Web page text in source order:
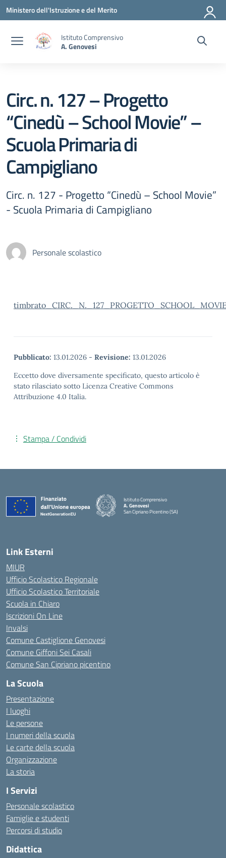
Vai ai contenuti
Vai al menu di navigazione
Vai al footer
Ministero dell'Istruzione e del Merito
Istituto Comprensivo
A. Genovesi
Circ. n. 127 – Progetto
“Cinedù – School Movie” –
Scuola Primaria di
Campigliano
Circ. n. 127 - Progetto “Cinedù – School Movie”
- Scuola Primaria di Campigliano
Personale scolastico
Pubblicato: 13.01.2026 - Revisione: 13.01.2026
Eccetto dove diversamente specificato, questo articolo è
stato rilasciato sotto Licenza Creative Commons
Attribuzione 4.0 Italia.
Stampa / Condividi
Istituto Comprensivo
A. Genovesi
San Cipriano Picentino (SA)
— Visita la pagina iniziale della scuola
Link Esterni
MIUR
Ufficio Scolastico Regionale
Ufficio Scolastico Territoriale
Scuola in Chiaro
Iscrizioni On Line
Invalsi
Comune Castiglione Genovesi
Comune Giffoni Sei Casali
Comune San Cipriano picentino
La Scuola
Presentazione
I luoghi
Le persone
I numeri della scuola
Le carte della scuola
Organizzazione
La storia
I Servizi
Personale scolastico
Famiglie e studenti
Percorsi di studio
Didattica